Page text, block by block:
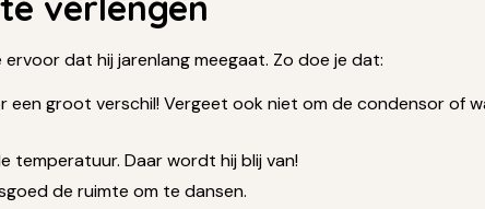
dat hij jarenlang meegaat. Zo doe je dat:
een groot verschil! Vergeet ook niet om de condensor of
temperatuur. Daar wordt hij blij van!
de ruimte om te dansen.